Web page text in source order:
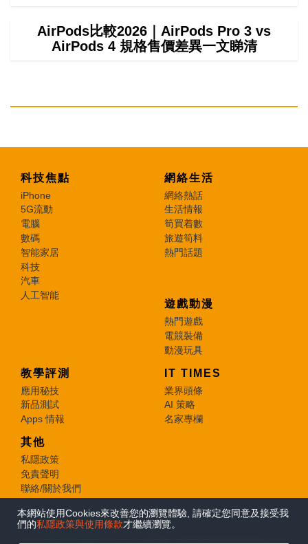
本網站使用Cookies來改善您的瀏覽體驗, 請確定您同意及接受我
們的私隱政策與使用條款才繼續瀏覽。
AirPods比較2026｜AirPods Pro 3 vs
AirPods 4 規格售價差異一文睇清
科技焦點
iPhone
5G流動
電腦
數碼
智能家居
科技
汽車
人工智能
網絡生活
網絡熱話
生活情報
筍買着數
旅遊筍料
熱門話題
遊戲動漫
熱門遊戲
電競裝備
動漫玩具
教學評測
應用秘技
新品測試
Apps 情報
IT TIMES
業界頭條
AI 策略
名家專欄
其他
私隱政策
免責聲明
聯絡/關於我們
© 2026 e-zone. All Rights Reserved.